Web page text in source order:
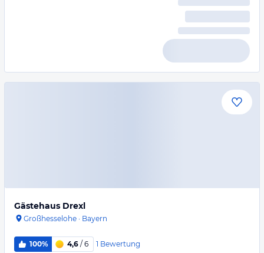
Gästehaus Drexl
Großhesselohe · Bayern
100% 4,6 / 6 1 Bewertung